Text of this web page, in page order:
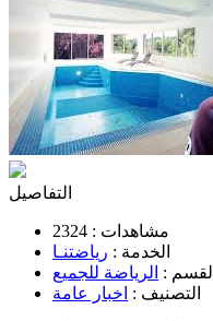
التفاصيل
مشاهدات : 2324
الخدمة : رياضتنـا
القسم : الرياضة للجميع
التصنيف : اخبار عامة